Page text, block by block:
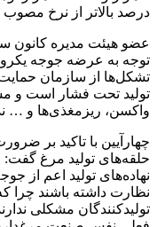
درصد بالاتر از نرخ
عضو هیئت مدیره کانون
توجه به عرضه جوجه
تشکل‌ها از سازمان حمایت
تولید تحت فشار است و
واکسن، ریزمغذی‌ها و …
چهارآیین با تاکید بر
حلقه‌های تولید مرغ گفت:
نهاده‌های تولید اعم از
تولیدکنندگان مشکلی